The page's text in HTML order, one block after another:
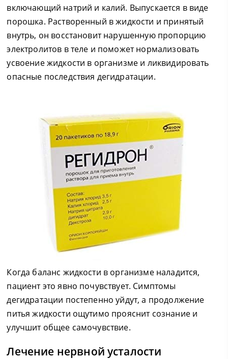
включающий натрий и калий. Выпускается в виде
порошка. Растворенный в жидкости и принятый
внутрь, он восстановит нарушенную пропорцию
электролитов в теле и поможет нормализовать
усвоение жидкости в организме и ликвидировать
опасные последствия дегидратации.
Когда баланс жидкости в организме наладится,
пациент это явно почувствует. Симптомы
дегидратации постепенно уйдут, а продолжение
питья жидкости ощутимо прояснит сознание и
улучшит общее самочувствие.
Лечение нервной усталости